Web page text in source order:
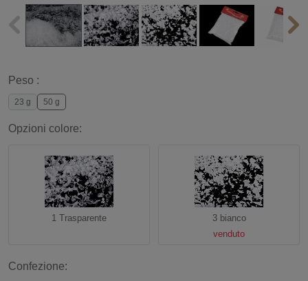
Peso :
23 g 50 g
Opzioni colore:
1 Trasparente
3 bianco
venduto
Confezione: